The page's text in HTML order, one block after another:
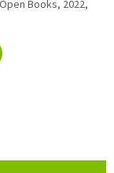
Books, 2022,